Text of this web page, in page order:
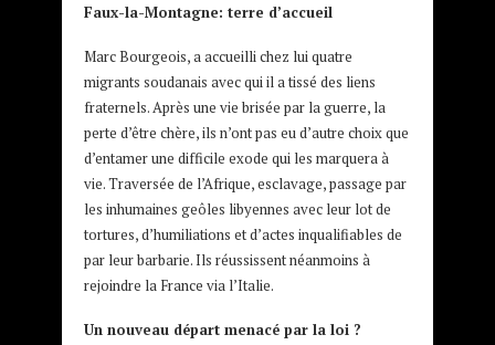
Faux-la-Montagne: terre d’accueil
Marc Bourgeois, a accueilli chez lui quatre
migrants soudanais avec qui il a tissé des liens
fraternels. Après une vie brisée par la guerre, la
perte d’être chère, ils n’ont pas eu d’autre choix que
d’entamer une difficile exode qui les marquera à
vie. Traversée de l’Afrique, esclavage, passage par
les inhumaines geôles libyennes avec leur lot de
tortures, d’humiliations et d’actes inqualifiables de
par leur barbarie. Ils réussissent néanmoins à
rejoindre la France via l’Italie.
Un nouveau départ menacé par la loi ?